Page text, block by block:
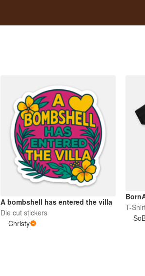
A bombshell has entered the villa
Die cut stickers
Christy
T-